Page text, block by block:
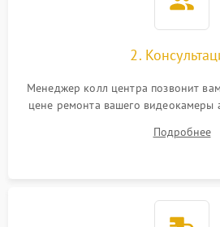
2.
Менеджер колл центра позвонит
цене ремонта вашего видеокамеры
Подробнее